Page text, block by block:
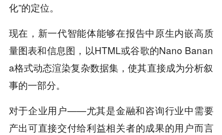
化”的定位。
现在，新一代智能体能够在报告中原生内嵌高质
量图表和信息图，以HTML或谷歌的Nano Banan
a格式动态渲染复杂数据集，使其直接成为分析叙
事的一部分。
对于企业用户——尤其是金融和咨询行业中需要
产出可直接交付给利益相关者的成果的用户而言